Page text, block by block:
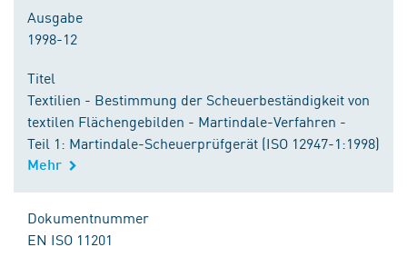
Ausgabe
1998-12
Titel
Textilien - Bestimmung der Scheuerbeständigkeit von
textilen Flächengebilden - Martindale-Verfahren -
Teil 1: Martindale-Scheuerprüfgerät (ISO 12947-1:1998)
Mehr
Dokumentnummer
EN ISO 11201